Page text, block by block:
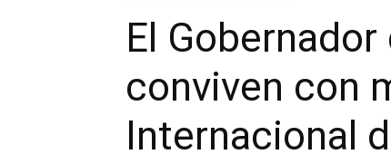
El
conviven con
Internacional